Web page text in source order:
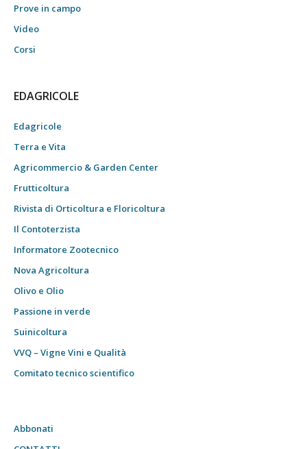
Prove in campo
Video
Corsi
EDAGRICOLE
Edagricole
Terra e Vita
Agricommercio & Garden Center
Frutticoltura
Rivista di Orticoltura e Floricoltura
Il Contoterzista
Informatore Zootecnico
Nova Agricoltura
Olivo e Olio
Passione in verde
Suinicoltura
VVQ – Vigne Vini e Qualità
Comitato tecnico scientifico
Abbonati